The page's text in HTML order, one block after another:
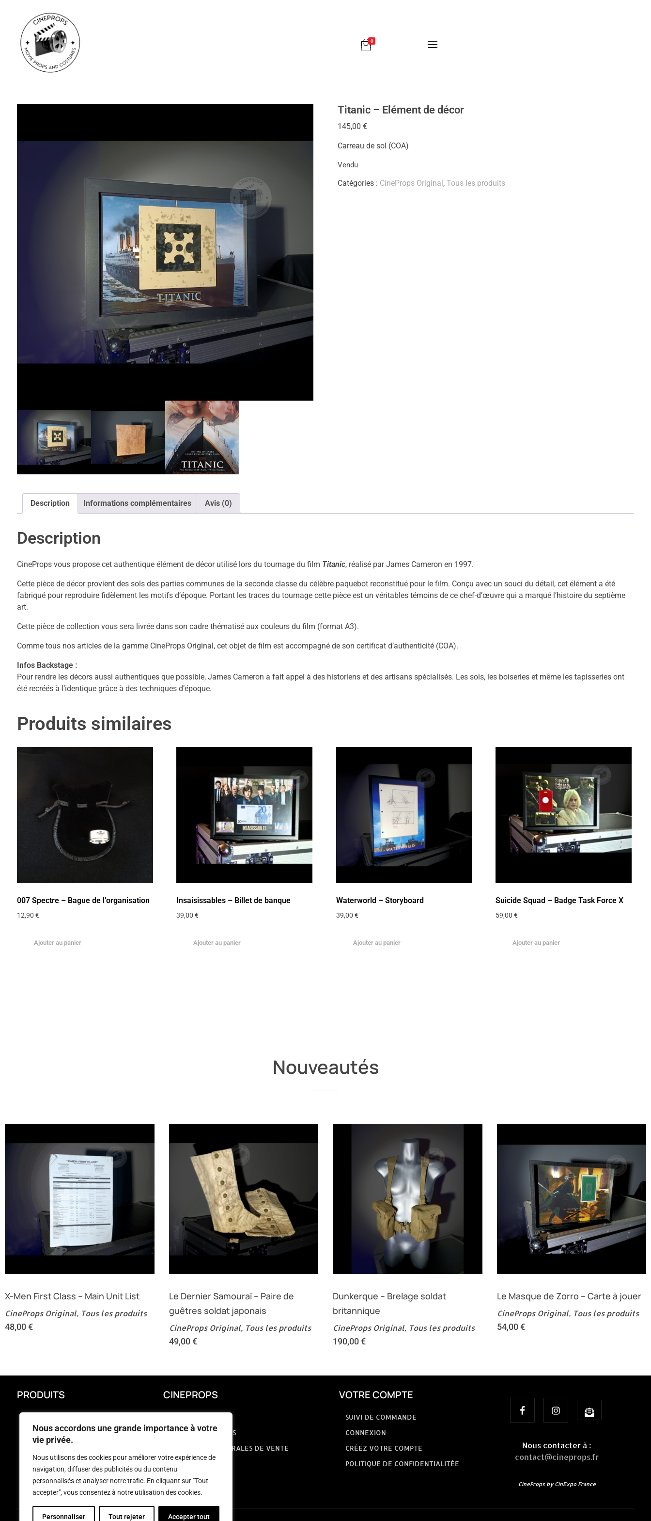
Nous accordons une grande importance à votre
vie privée.
Nous utilisons des cookies pour améliorer votre expérience de
navigation, diffuser des publicités ou du contenu
personnalisés et analyser notre trafic. En cliquant sur "Tout
accepter", vous consentez à notre utilisation des cookies.
Personnaliser Tout rejeter Accepter tout
0
Titanic – Elément de décor
145,00€
Carreau de sol (COA)
Vendu
Catégories : CineProps Original,Tous les produits
Description Informations complémentaires Avis (0)
Description
CineProps vous propose cet authentique élément de décor utilisé lors du tournage du film Titanic, réalisé par James Cameron en 1997.
Cette pièce de décor provient des sols des parties communes de la seconde classe du célèbre paquebot reconstitué pour le film. Conçu avec un souci du détail, cet élément a été
fabriqué pour reproduire fidèlement les motifs d’époque. Portant les traces du tournage cette pièce est un véritables témoins de ce chef-d’œuvre qui a marqué l’histoire du septième
art.
Cette pièce de collection vous sera livrée dans son cadre thématisé aux couleurs du film (format A3).
Comme tous nos articles de la gamme CineProps Original, cet objet de film est accompagné de son certificat d’authenticité (COA).
Infos Backstage :
Pour rendre les décors aussi authentiques que possible, James Cameron a fait appel à des historiens et des artisans spécialisés. Les sols, les boiseries et même les tapisseries ont
été recréés à l’identique grâce à des techniques d’époque.
Produits similaires
007 Spectre – Bague de l’organisation
12,90 €
Ajouter au panier
Insaisissables – Billet de banque
39,00€
Ajouter au panier
Waterworld – Storyboard
39,00 €
Ajouter au panier
Suicide Squad – Badge Task Force X
59,00 €
Ajouter au panier
Nouveautés
X-Men First Class – Main Unit List
CineProps Original, Tous les produits
48,00€
Le Dernier Samouraï – Paire de
guêtres soldat japonais
CineProps Original, Tous les produits
49,00€
Dunkerque – Brelage soldat
britannique
CineProps Original, Tous les produits
190,00€
Le Masque de Zorro – Carte à jouer
CineProps Original, Tous les produits
54,00€
PRODUITS
NOUVEAUX PRODUITS
CINEPROPS REPLICA
CINEPROPS
MENTIONS LÉGALES
CONDITIONS GÉNÉRALES DE VENTE
FAQ
CONTACTEZ-NOUS
VOTRE COMPTE
SUIVI DE COMMANDE
CONNEXION
CRÉEZ VOTRE COMPTE
POLITIQUE DE CONFIDENTIALITÉE
Nous contacter à :
contact@cineprops.fr
CineProps by CinExpo France